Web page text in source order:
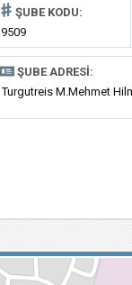
ŞUBE KODU:
9509
ŞUBE ADRESI:
Turgutreis M.Mehmet